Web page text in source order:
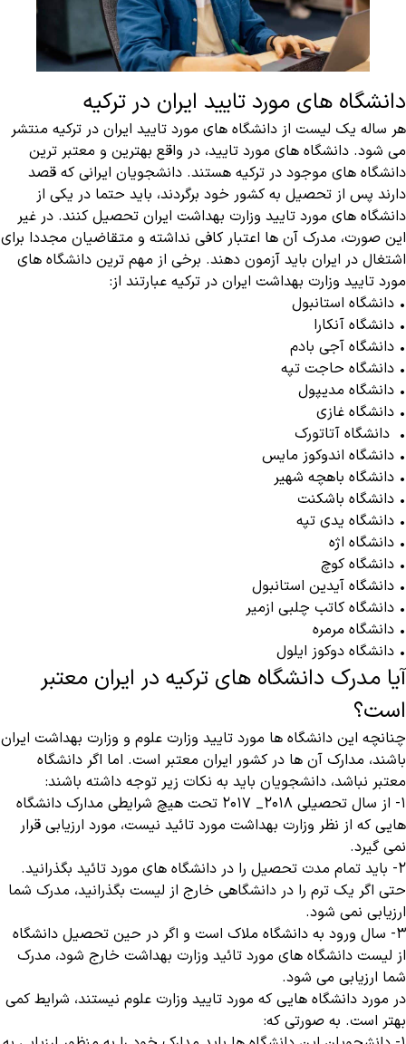
دانشگاه های مورد تایید ایران در ترکیه
هر ساله یک لیست از دانشگاه های مورد تایید ایران در ترکیه منتشر
می شود.‌ دانشگاه های مورد تایید، در واقع بهترین و معتبر ترین
دانشگاه های موجود در ترکیه هستند. دانشجویان ایرانی که قصد
دارند پس از تحصیل به کشور خود برگردند، باید حتما در یکی از
دانشگاه های مورد تایید وزارت بهداشت ایران تحصیل کنند.‌ در غیر
این صورت، مدرک آن ها اعتبار کافی نداشته و متقاضیان مجددا برای
اشتغال در ایران باید آزمون دهند. برخی از مهم ترین دانشگاه های
مورد تایید وزارت بهداشت ایران در ترکیه عبارتند از:
• دانشگاه استانبول
• دانشگاه آنکارا
• دانشگاه آجی بادم
• دانشگاه حاجت تپه
• دانشگاه مدیپول
• دانشگاه غازی
• دانشگاه آتاتورک
• دانشگاه اندوکوز مایس
• دانشگاه باهچه شهیر
• دانشگاه باشکنت
• دانشگاه یدی تپه
• دانشگاه اژه
• دانشگاه کوچ
• دانشگاه آیدین استانبول
• دانشگاه کاتب چلبی ازمیر
• دانشگاه مرمره
• دانشگاه دوکوز ایلول
آیا مدرک دانشگاه های ترکیه در ایران معتبر
است؟
چنانچه این دانشگاه ها مورد تایید وزارت علوم و وزارت بهداشت ایران
باشند، مدارک آن ها در کشور ایران معتبر است. اما اگر دانشگاه
معتبر نباشد، دانشجویان باید به نکات زیر توجه داشته باشند:
۱- از سال تحصیلی ۲۰۱۸_ ۲۰۱۷ تحت هیچ شرایطی مدارک دانشگاه
هایی که از نظر وزارت بهداشت مورد تائید نیست، مورد ارزیابی قرار
نمی‌ گیرد.
۲- باید تمام مدت تحصیل را در دانشگاه های مورد تائید بگذرانید‌.
حتی اگر یک ترم را در دانشگاهی خارج از لیست بگذرانید، مدرک شما
ارزیابی نمی شود.
۳- سال ورود به دانشگاه ملاک است و اگر در حین تحصیل دانشگاه
از لیست دانشگاه های مورد تائید وزارت بهداشت خارج شود، مدرک
شما ارزیابی می شود.
در مورد دانشگاه هایی که مورد تایید وزارت علوم نیستند، شرایط کمی
بهتر است. به صورتی که: